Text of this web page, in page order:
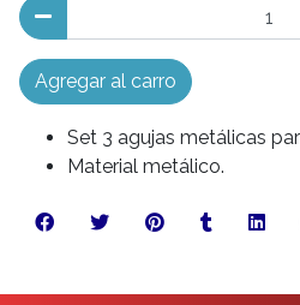
Agregar al carro
Set 3 agujas metálicas
Material metálico.